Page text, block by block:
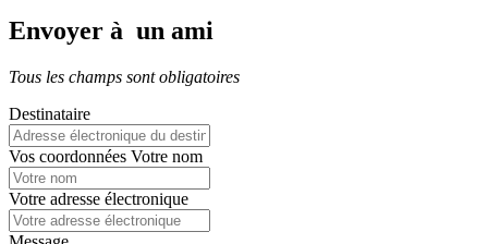
Envoyer à un ami
Tous les champs sont obligatoires
Destinataire
Vos coordonnées Votre nom
Votre adresse électronique